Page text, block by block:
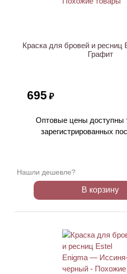
Краска для бровей и
Графит
695 ₽
Оптовые цены доступны
зарегистрированных
Нашли дешевле?
В корзину